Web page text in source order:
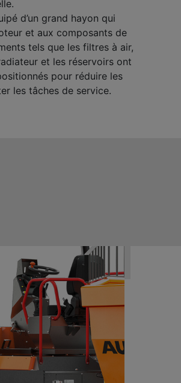
d’un grand hayon qui
et aux composants de
tels que les filtres à air,
et les réservoirs ont
pour réduire les
les tâches de service.